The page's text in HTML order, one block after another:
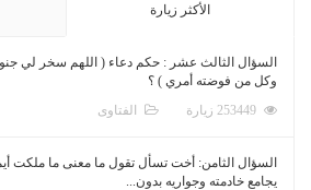
الأكثر زيارة
السؤال الثالث عشر : حكم دعاء ( اللهم سخر لي
وكل من فوضته أمري ) ؟
الفتاوى
السؤال الثامن: أخت تسأل تقول ما معنى ما ملكت
يجامع خادمته وجواريه بدون...